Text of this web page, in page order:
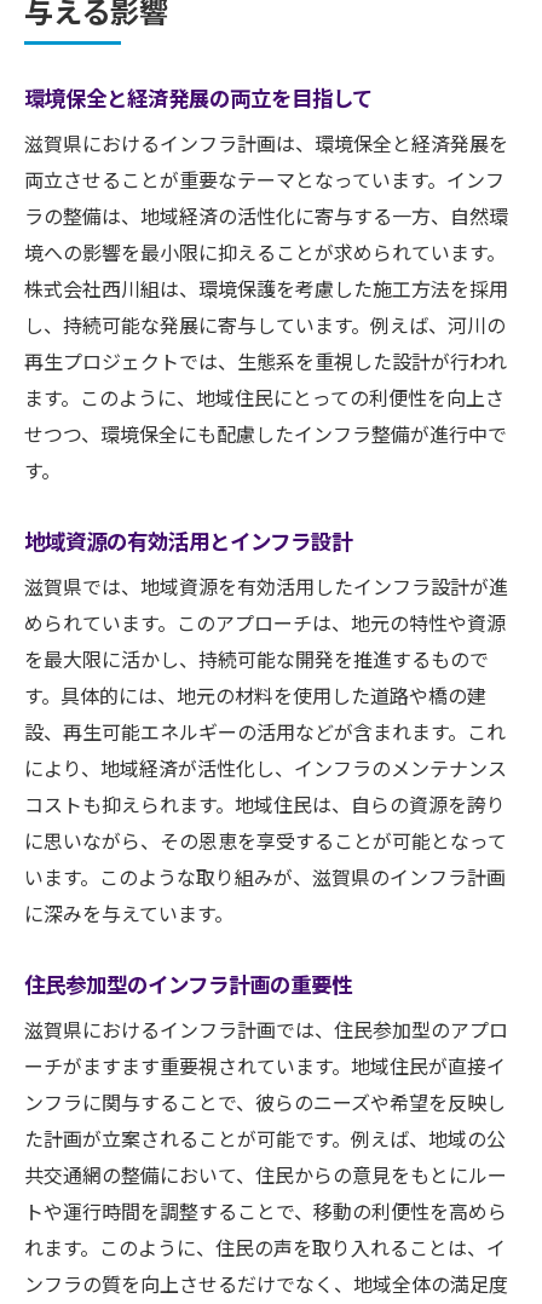
与える影響
環境保全と経済発展の両立を目指して
滋賀県におけるインフラ計画は、環境保全と経済発展を
両立させることが重要なテーマとなっています。インフ
ラの整備は、地域経済の活性化に寄与する一方、自然環
境への影響を最小限に抑えることが求められています。
株式会社西川組は、環境保護を考慮した施工方法を採用
し、持続可能な発展に寄与しています。例えば、河川の
再生プロジェクトでは、生態系を重視した設計が行われ
ます。このように、地域住民にとっての利便性を向上さ
せつつ、環境保全にも配慮したインフラ整備が進行中で
す。
地域資源の有効活用とインフラ設計
滋賀県では、地域資源を有効活用したインフラ設計が進
められています。このアプローチは、地元の特性や資源
を最大限に活かし、持続可能な開発を推進するもので
す。具体的には、地元の材料を使用した道路や橋の建
設、再生可能エネルギーの活用などが含まれます。これ
により、地域経済が活性化し、インフラのメンテナンス
コストも抑えられます。地域住民は、自らの資源を誇り
に思いながら、その恩恵を享受することが可能となって
います。このような取り組みが、滋賀県のインフラ計画
に深みを与えています。
住民参加型のインフラ計画の重要性
滋賀県におけるインフラ計画では、住民参加型のアプロ
ーチがますます重要視されています。地域住民が直接イ
ンフラに関与することで、彼らのニーズや希望を反映し
た計画が立案されることが可能です。例えば、地域の公
共交通網の整備において、住民からの意見をもとにルー
トや運行時間を調整することで、移動の利便性を高めら
れます。このように、住民の声を取り入れることは、イ
ンフラの質を向上させるだけでなく、地域全体の満足度